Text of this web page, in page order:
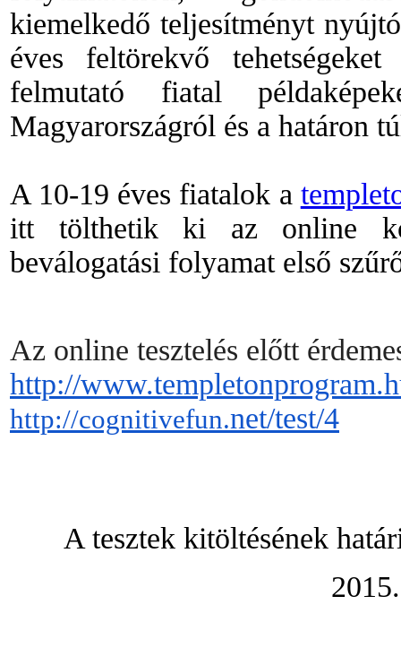
kiemelkedő teljesítményt
éves feltörekvő
felmutató fiatal
Magyarországról és a határon
A 10-19 éves fiatalok a
itt tölthetik ki az online
beválogatási folyamat első
Az online tesztelés előtt
http://www.templetonprogram.
http://cognitivefun.net/test/4
A tesztek kitöltésének